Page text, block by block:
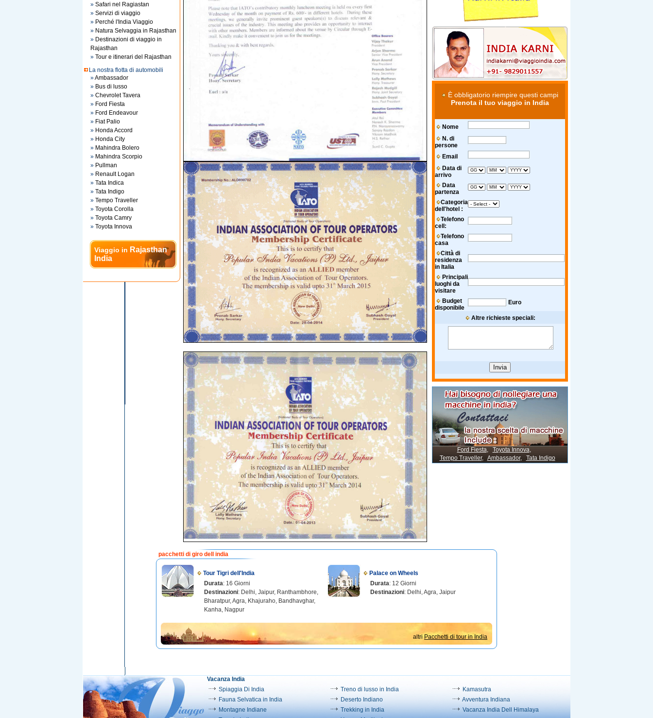
» Safari nel Ragiastan
» Servizi di viaggio
» Perché l'India Viaggio
» Natura Selvaggia in Rajasthan
» Destinazioni di viaggio in
Rajasthan
» Tour e itinerari del Rajasthan
La nostra flotta di automobili
»Ambassador
» Bus di lusso
» Chevrolet Tavera
» Ford Fiesta
» Ford Endeavour
» Fiat Palio
» Honda Accord
» Honda City
» Mahindra Bolero
» Mahindra Scorpio
» Pullman
» Renault Logan
» Tata Indica
» Tata Indigo
» Tempo Traveller
» Toyota Corolla
» Toyota Camry
» Toyota Innova
Viaggio in Rajasthan
India
È obbligatorio riempire questi campi
Prenota il tuo viaggio in India
Nome
N. di
persone
Email
Data di
arrivo
Data
partenza
Categoria
dell'hotel :
Telefono
cell:
Telefono
casa
Città di
residenza
in Italia
Principali
luoghi da
visitare
Budget
disponibile
Euro
Altre richieste speciali:
Ford Fiesta, Toyota Innova,
Tempo Traveller, Ambassador, Tata Indigo
pacchetti di giro dell india
Tour Tigri dell'India
Durata: 16 Giorni
Destinazioni: Delhi, Jaipur, Ranthambhore,
Bharatpur, Agra, Khajuraho, Bandhavghar,
Kanha, Nagpur
Palace on Wheels
Durata: 12 Giorni
Destinazioni: Delhi, Agra, Jaipur
altri Pacchetti di tour in India
Vacanza India
Spiaggia Di India
Fauna Selvatica in India
Montagne Indiane
Treno di lusso in India
Deserto Indiano
Trekking in India
Kamasutra
Avventura Indiana
Vacanza India Dell Himalaya